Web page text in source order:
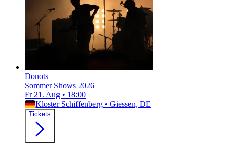
Donots
Sommer Shows 2026
Fr 21. Aug • 18:00
Kloster Schiffenberg • Giessen, DE
Tickets